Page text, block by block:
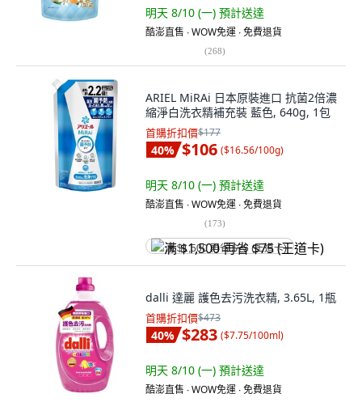
明天 8/10 (一) 預計送達
酷澎直售 ∙ WOW免運 ∙ 免費退貨
(268)
ARIEL MiRAi 日本原裝進口 抗菌2倍濃
縮淨白洗衣精補充裝 藍色, 640g, 1包
首購折扣價$177
40% $106 ($16.56/100g)
明天 8/10 (一) 預計送達
酷澎直售 ∙ WOW免運 ∙ 免費退貨
(173)
满 $1,500 再省 $75 (王道卡)
dalli 達麗 護色去污洗衣精, 3.65L, 1瓶
首購折扣價$473
40% $283 ($7.75/100ml)
明天 8/10 (一) 預計送達
酷澎直售 ∙ WOW免運 ∙ 免費退貨